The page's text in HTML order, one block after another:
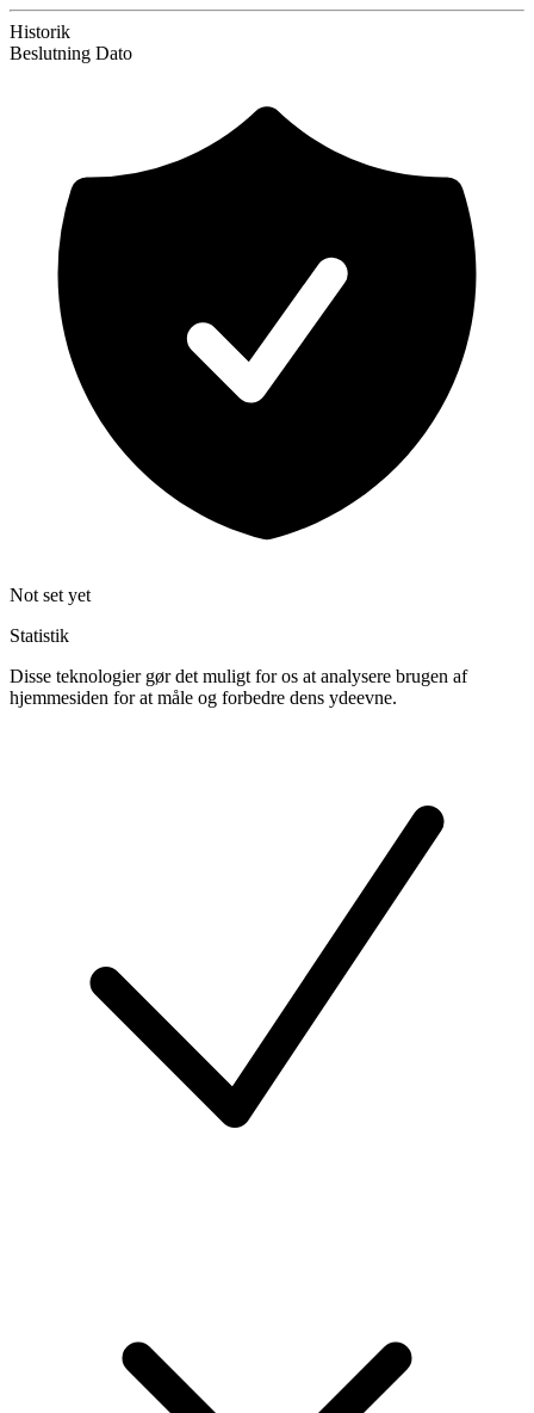
Historik
Beslutning Dato
Not set yet
Statistik
Disse teknologier gør det muligt for os at analysere brugen af
hjemmesiden for at måle og forbedre dens ydeevne.